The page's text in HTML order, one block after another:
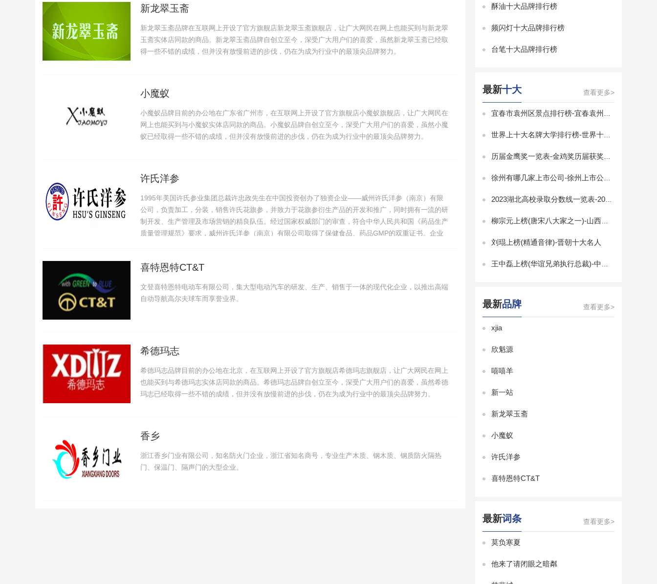
新龙翠玉斋
新龙翠玉斋品牌在互联网上开设了官方旗舰店新龙翠玉斋旗舰店，让广大网民在网上也能买到与新龙翠
玉斋实体店同款的商品。新龙翠玉斋品牌自创立至今，深受广大用户们的喜爱，虽然新龙翠玉斋已经取
得一些不错的成绩，但并没有放慢前进的步伐，仍在为成为行业中的最顶尖品牌努力。
小魔蚁
小魔蚁品牌目前的办公地在广东省广州市，在互联网上开设了官方旗舰店小魔蚁旗舰店，让广大网民在
网上也能买到与小魔蚁实体店同款的商品。小魔蚁品牌自创立至今，深受广大用户们的喜爱，虽然小魔
蚁已经取得一些不错的成绩，但并没有放慢前进的步伐，仍在为成为行业中的最顶尖品牌努力。
许氏洋参
1995年美国许氏参业集团总裁许忠政先生在中国投资创办了独资企业——威州许氏洋参（南京）有限
公司，负责加工，分装，销售许氏花旗参，并致力于花旗参衍生产品的开发和推广，同时拥有一流的研
制开发、生产管理及市场营销的精良队伍。经过国家权威部门的审查，符合中华人民共和国《药品生产
质量管理规范》要求，威州许氏洋参（南京）有限公司取得了保健食品、药品GMP的双重证书。企业
的完美品质，满足国人对健康产品的需要。
喜特恩特CT&T
文登喜特恩特电动车有限公司，集大型电动汽车的研发、生产、销售于一体的现代化企业，以推出高端
自动导航高尔夫球车而享誉业界。
希德玛志
希德玛志品牌目前的办公地在北京，在互联网上开设了官方旗舰店希德玛志旗舰店，让广大网民在网上
也能买到与希德玛志实体店同款的商品。希德玛志品牌自创立至今，深受广大用户们的喜爱，虽然希德
玛志已经取得一些不错的成绩，但并没有放慢前进的步伐，仍在为成为行业中的最顶尖品牌努力。
香乡
浙江香乡门业有限公司，知名防火门企业，浙江省知名商号，专业生产木质、钢木质、钢质防火隔热
门、保温门、隔声门的大型企业。
酥油十大品牌排行榜
频闪灯十大品牌排行榜
台笔十大品牌排行榜
最新十大 查看更多>
宜春市袁州区景点排行榜-宜春袁州区景点排行榜前十名-袁州区有什么景点
世界上十大名牌大学排行榜-世界十大有名大学排行榜
历届金鹰奖一览表-金鸡奖历届获奖名单-金鸡奖历届最佳男女主角
徐州有哪几家上市公司-徐州上市公司排名
2023湖北高校录取分数线一览表-2023湖北省大学录取分数线排名
柳宗元上榜(唐宋八大家之一)-山西十大历史名人
刘琨上榜(精通音律)-晋朝十大名人
王中磊上榜(华谊兄弟执行总裁)-中国十大白羊座富豪
最新品牌 查看更多>
xjia
欣魁源
嘻嘻羊
新一站
新龙翠玉斋
小魔蚁
许氏洋参
喜特恩特CT&T
最新词条 查看更多>
莫负寒夏
他来了请闭眼之暗粼